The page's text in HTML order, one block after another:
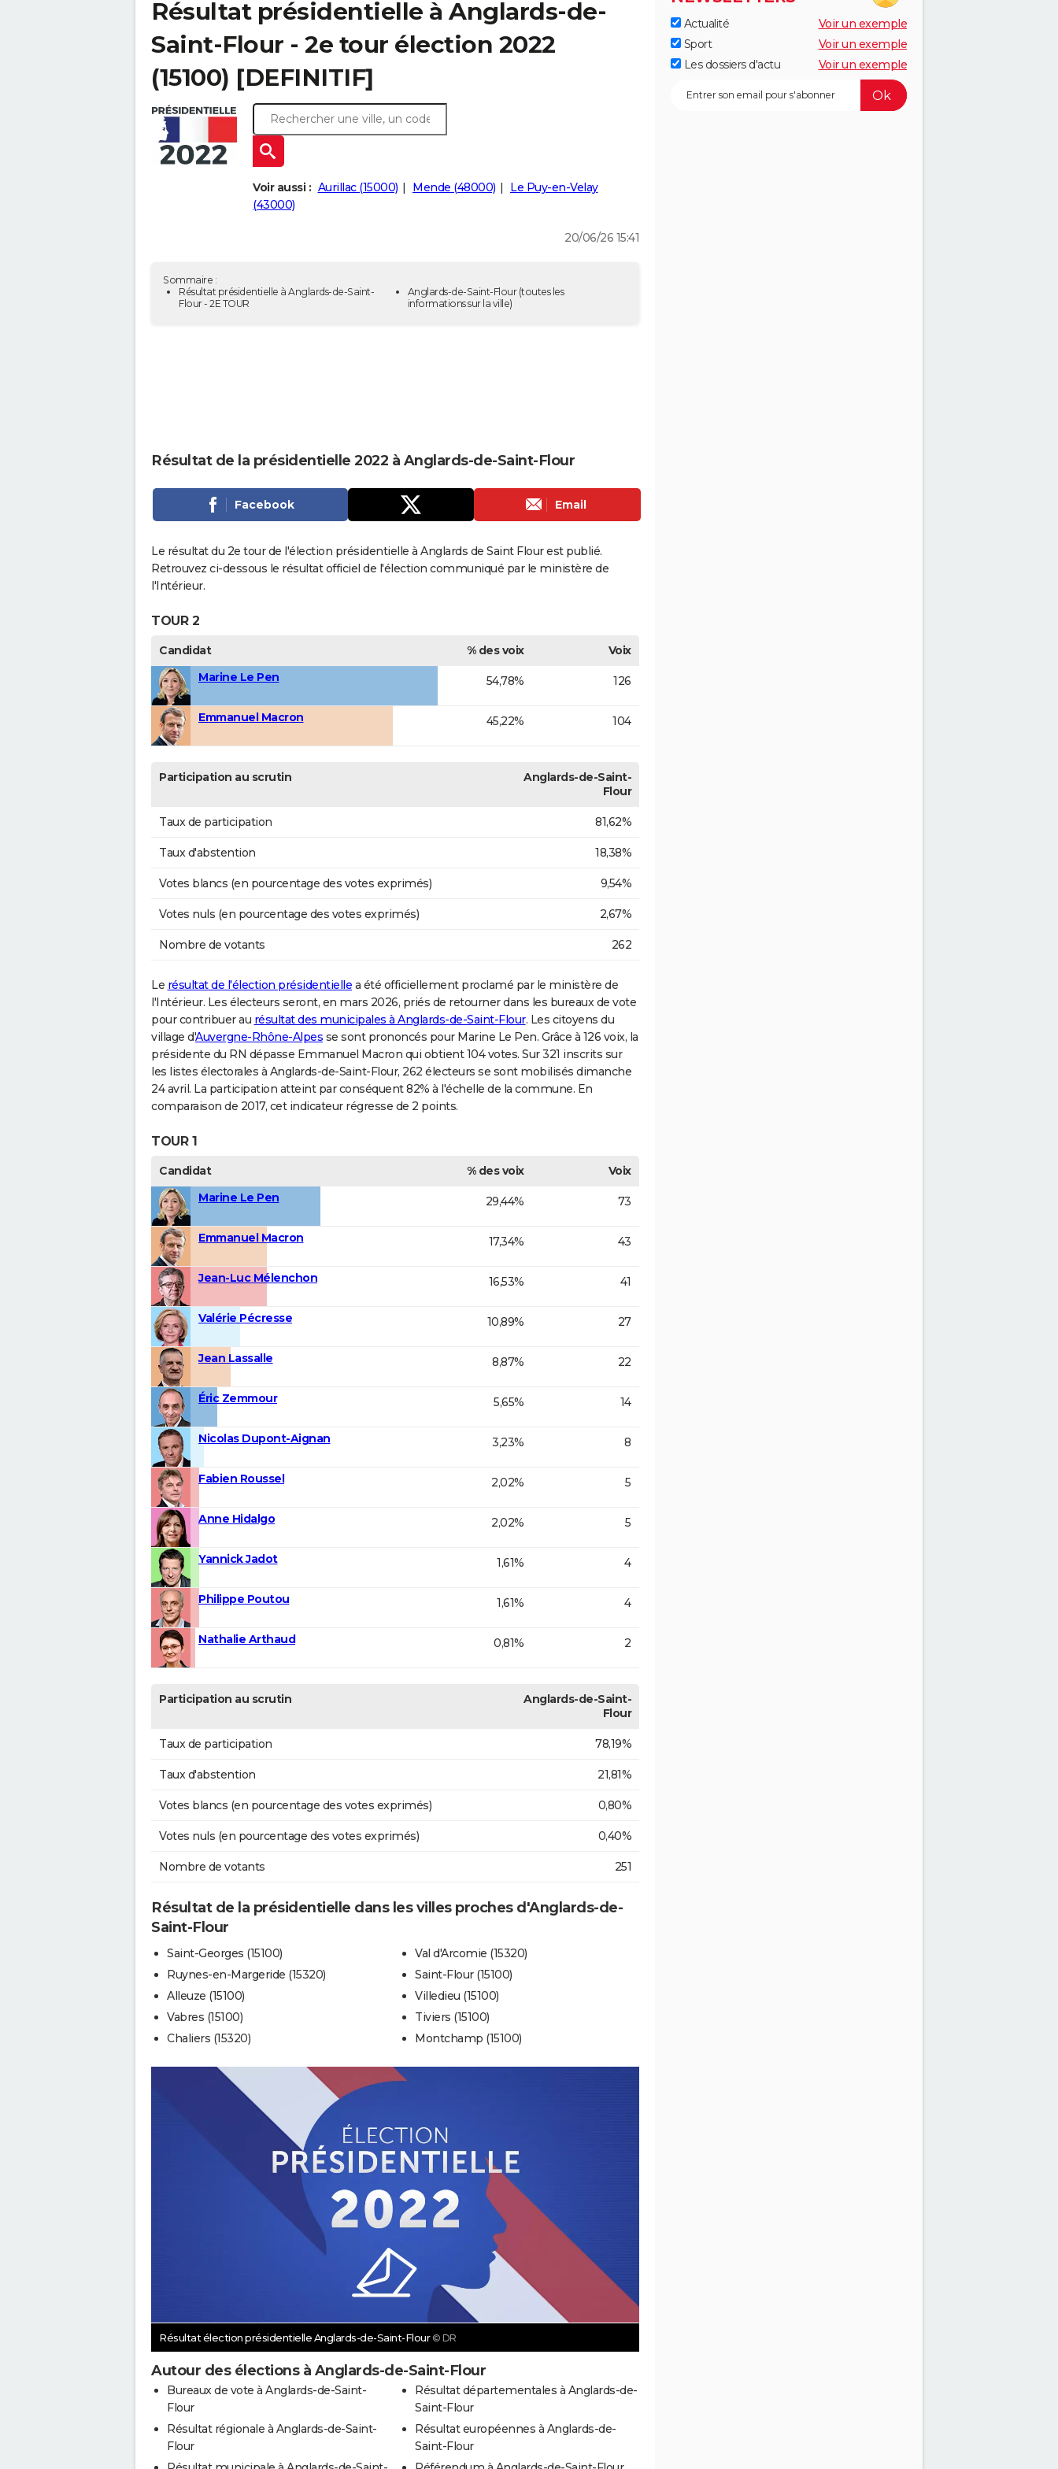
Résultat présidentielle à Anglards-de-
Saint-Flour - 2e tour élection 2022
(15100) [DEFINITIF]
Voir aussi : Aurillac (15000) Mende (48000)
Le Puy-en-Velay
(43000)
20/06/26 15:41
Sommaire :
Résultat présidentielle à Anglards-de-Saint-
Flour - 2E TOUR
Anglards-de-Saint-Flour(toutes les
informations sur la ville)
Résultat de la présidentielle 2022 à Anglards-de-Saint-Flour
Facebook Email
Le résultat du 2e tour de l'élection présidentielle à Anglards de Saint Flour est publié.
Retrouvez ci-dessous le résultat officiel de l'élection communiqué par le ministère de
l'Intérieur.
TOUR 2
Candidat % des voix
Voix
Marine Le Pen
54,78% 126
Emmanuel Macron 45,22% 104
Participation au scrutin
Anglards-de-Saint-
Flour
Taux de participation 81,62%
Taux d'abstention 18,38%
Votes blancs (en pourcentage des votes exprimés) 9,54%
Votes nuls (en pourcentage des votes exprimés) 2,67%
Nombre de votants 262
Le résultat de l'élection présidentielle a été officiellement proclamé par le ministère de
l'Intérieur. Les électeurs seront, en mars 2026, priés de retourner dans les bureaux de vote
pour contribuer au résultat des municipales à Anglards-de-Saint-Flour. Les citoyens du
village d'Auvergne-Rhône-Alpes se sont prononcés pour Marine Le Pen. Grâce à 126 voix, la
présidente du RN dépasse Emmanuel Macron qui obtient 104 votes. Sur 321 inscrits sur
les listes électorales à Anglards-de-Saint-Flour, 262 électeurs se sont mobilisés dimanche
24 avril. La participation atteint par conséquent 82% à l'échelle de la commune. En
comparaison de 2017, cet indicateur régresse de 2 points.
TOUR 1
Candidat % des voix
Voix
Marine Le Pen
29,44% 73
Emmanuel Macron 17,34% 43
Jean-Luc Mélenchon 16,53% 41
Valérie Pécresse 10,89% 27
Jean Lassalle 8,87% 22
Éric Zemmour 5,65% 14
Nicolas Dupont-Aignan 3,23% 8
Fabien Roussel 2,02% 5
Anne Hidalgo 2,02% 5
Yannick Jadot 1,61% 4
Philippe Poutou 1,61% 4
Nathalie Arthaud 0,81% 2
Participation au scrutin
Anglards-de-Saint-
Flour
Taux de participation 78,19%
Taux d'abstention 21,81%
Votes blancs (en pourcentage des votes exprimés) 0,80%
Votes nuls (en pourcentage des votes exprimés) 0,40%
Nombre de votants 251
Résultat de la présidentielle dans les villes proches d'Anglards-de-
Saint-Flour
Saint-Georges (15100)
Ruynes-en-Margeride (15320)
Alleuze (15100)
Vabres (15100)
Chaliers (15320)
Val d'Arcomie (15320)
Saint-Flour (15100)
Villedieu (15100)
Tiviers (15100)
Montchamp (15100)
Résultat élection présidentielle Anglards-de-Saint-Flour © DR
Autour des élections à Anglards-de-Saint-Flour
Bureaux de vote à Anglards-de-Saint-
Flour
Résultat régionale à Anglards-de-Saint-
Flour
Résultat départementales à Anglards-de-
Saint-Flour
Résultat européennes à Anglards-de-
Saint-Flour
Actualité
Voir un exemple
Sport
Voir un exemple
Les dossiers d'actu
Voir un exemple